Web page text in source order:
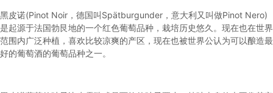
黑皮诺(Pinot Noir，德国叫Spätburgunder，意大利又叫做Pinot Nero)
是起源于法国勃艮地的一个红色葡萄品种，栽培历史悠久。现在也在世界
范围内广泛种植，喜欢比较凉爽的产区，现在也被世界公认为可以酿造最
好的葡萄酒的葡萄品种之一。